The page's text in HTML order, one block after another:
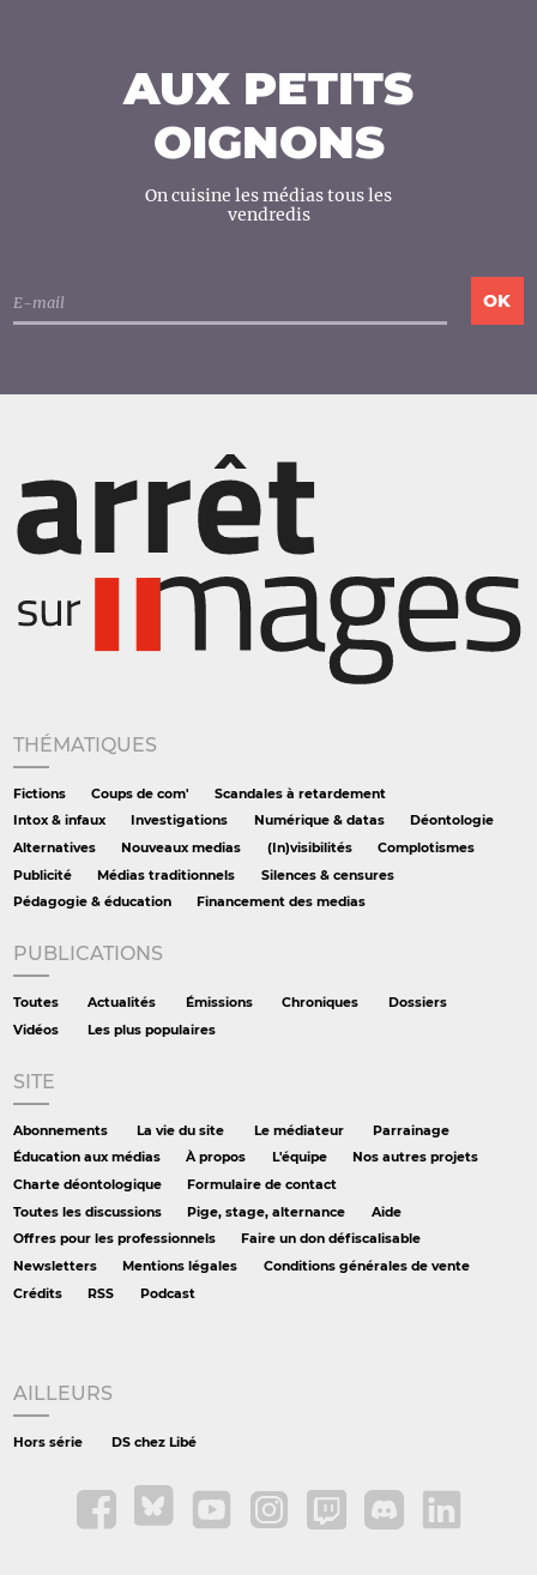
AUX PETITS
OIGNONS
On cuisine les médias tous les
vendredis
THÉMATIQUES
Fictions Coups de com'
Scandales à retardement
Intox & infaux
Investigations Numérique & datas
Déontologie
Alternatives
Nouveaux medias (In)visibilités
Complotismes
Publicité
Médias traditionnels
Silences & censures
Pédagogie & éducation
Financement des medias
PUBLICATIONS
Toutes Actualités Émissions Chroniques
Dossiers
Vidéos
Les plus populaires
SITE
Abonnements La vie du site Le médiateur
Parrainage
Éducation aux médias
À propos L'équipe
Nos autres projets
Charte déontologique
Formulaire de contact
Toutes les discussions
Pige, stage, alternance
Aide
Offres pour les professionnels
Faire un don défiscalisable
Newsletters
Mentions légales
Conditions générales de vente
Crédits
RSS Podcast
AILLEURS
Hors série DS chez Libé